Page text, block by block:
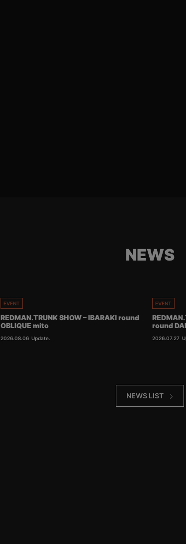
NEWS
EVENT
REDMAN.TRUNK SHOW – IBARAKI round
OBLIQUE mito
2026.08.06 Update.
EVENT
round
2026.07.27
NEWS LIST